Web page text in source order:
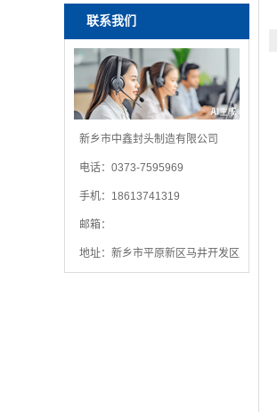
联系我们
新乡市中鑫封头制造有限公司
电话：0373-7595969
手机：18613741319
邮箱：
地址：新乡市平原新区马井开发区